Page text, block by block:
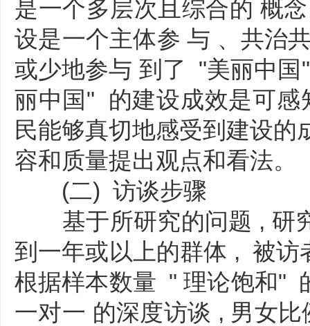
是一个多层次且综合的 概
设是一个主体参 与 、共治
或少地参与 到了 "美丽中
丽中国" 的建设成效是可
民能够真切地感受到建设的
容和质量提出观点和看法。
(二) 访谈步骤
基于所研究的问题 , 研
到一年或以上的群体 , 被访
根据样本数量 " 理论饱和"
一对一 的深度访谈 , 男女